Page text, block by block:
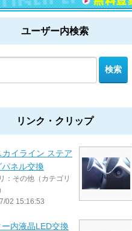
ユーザー内検索
リンク・クリップ
カイライン ステア
ネル交換
：その他（カテゴリ
02 15:16:53
内液晶LED交換